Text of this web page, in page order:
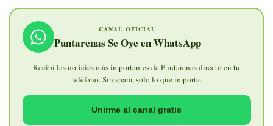
CANAL OFICIAL
Puntarenas Se Oye en WhatsApp
Recibí las noticias más importantes de Puntarenas directo en tu
teléfono. Sin spam, solo lo que importa.
Unirme al canal gratis